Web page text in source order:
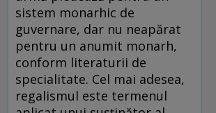
sistem monarhic de
guvernare, dar nu neapărat
pentru un anumit monarh,
conform literaturii de
specialitate. Cel mai adesea,
regalismul este termenul